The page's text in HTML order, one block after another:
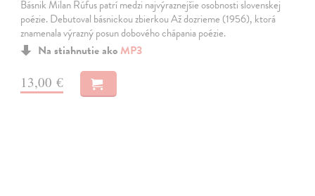
Básnik Milan Rúfus patrí medzi najvýraznejšie osobnosti slovenskej
poézie. Debutoval básnickou zbierkou Až dozrieme (1956), ktorá
znamenala výrazný posun dobového chápania poézie.
Na stiahnutie ako MP3
13,00 €